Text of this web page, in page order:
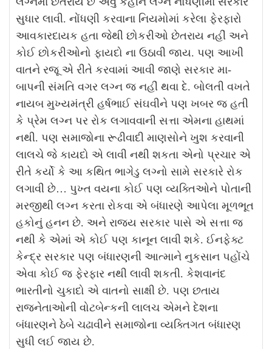
સુધાર લાવી. નોંધણી કરવાના નિયમોમાં કરેલા ફેરફારો
આવકારદાયક હતા જેથી છોકરીઓ છેતરાય નહીં અને
કોઈ છોકરીઓનો ફાયદો ના ઉઠાવી જાય. પણ આખી
વાતને રજૂ એ રીતે કરવામાં આવી જાણે સરકાર મા-
બાપની સંમતિ વગર લગ્ન જ નહીં થવા દે. બોલતી વખતે
નાયબ મુખ્યમંત્રી હર્ષભાઈ સંઘવીને પણ ખબર જ હતી
કે પ્રેમ લગ્ન પર રોક લગાવવાની સત્તા એમના હાથમાં
નથી. પણ સમાજોના રૂઢીવાદી માણસોને ખુશ કરવાની
લાલચે જે કાયદો એ લાવી નથી શકતા એનો પ્રચાર એ
રીતે કર્યો કે આ કથિત ભાગેડુ લગ્નો સામે સરકારે રોક
લગાવી છે… પુખ્ત વયના કોઈ પણ વ્યક્તિઓને પોતાની
મરજીથી લગ્ન કરતા રોકવા એ બંધારણે આપેલા મૂળભૂત
હકોનું હનન છે. અને રાજ્ય સરકાર પાસે એ સત્તા જ
નથી કે એમાં એ કોઈ પણ કાનૂન લાવી શકે. ઈનફેક્ટ
કેન્દ્ર સરકાર પણ બંધારણની આત્માને નુકસાન પહોંચે
એવા કોઈ જ ફેરફાર નથી લાવી શકતી. કેશવાનંદ
ભારતીનો ચુકાદો એ વાતનો સાક્ષી છે. પણ છતાય
રાજનેતાઓની વોટબેન્કની લાલચ એમને દેશના
બંધારણને ઠેબે ચઢાવીને સમાજોના વ્યક્તિગત બંધારણ
સુધી લઈ જાય છે.